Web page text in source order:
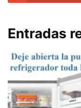
Entradas